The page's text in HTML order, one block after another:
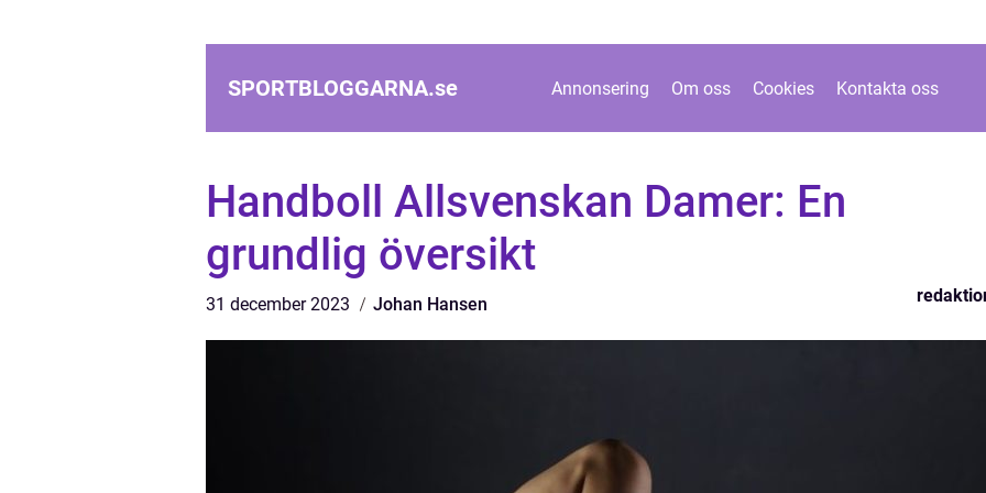
SPORTBLOGGARNA.se Annonsering Om oss Cookies Kontakta oss
Handboll Allsvenskan Damer: En
grundlig översikt
31 december 2023 Johan Hansen